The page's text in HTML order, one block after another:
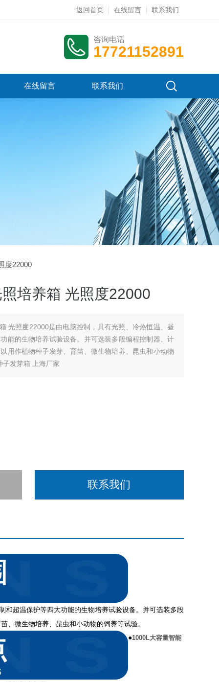
返回首页 在线留言 联系我们
咨询电话
17721152891
在线留言 联系我们
度22000
培养箱 光照度22000
昼
能的生物培养试验设备。并可选装多段编程控制器、计
用作植物种子发芽、育苗、微生物培养、昆虫和小动物
子发芽箱 上海厂家
联系我们
和超温保护等四大功能的生物培养试验设备。并可选装多段
、微生物培养、昆虫和小动物的饲养等试验。
●1000L大容量智能